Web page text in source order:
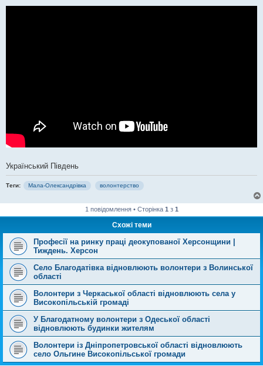
Український Південь
Теги: Мала-Олександрівка волонтерство
1 повідомлення • Сторінка 1 з 1
Схожі теми
Професії на ринку праці деокупованої Херсонщини |
Тиждень. Херсон
Село Благодатівка відновлюють волонтери з Волинської
області
Волонтери з Черкаської області відновлюють села у
Високопільській громаді
У Благодатному волонтери з Одеської області
відновлюють будинки жителям
Волонтери із Дніпропетровської області відновлюють
село Ольгине Високопільської громади